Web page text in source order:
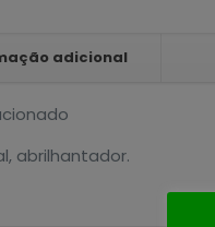
adicional
abrilhantador.